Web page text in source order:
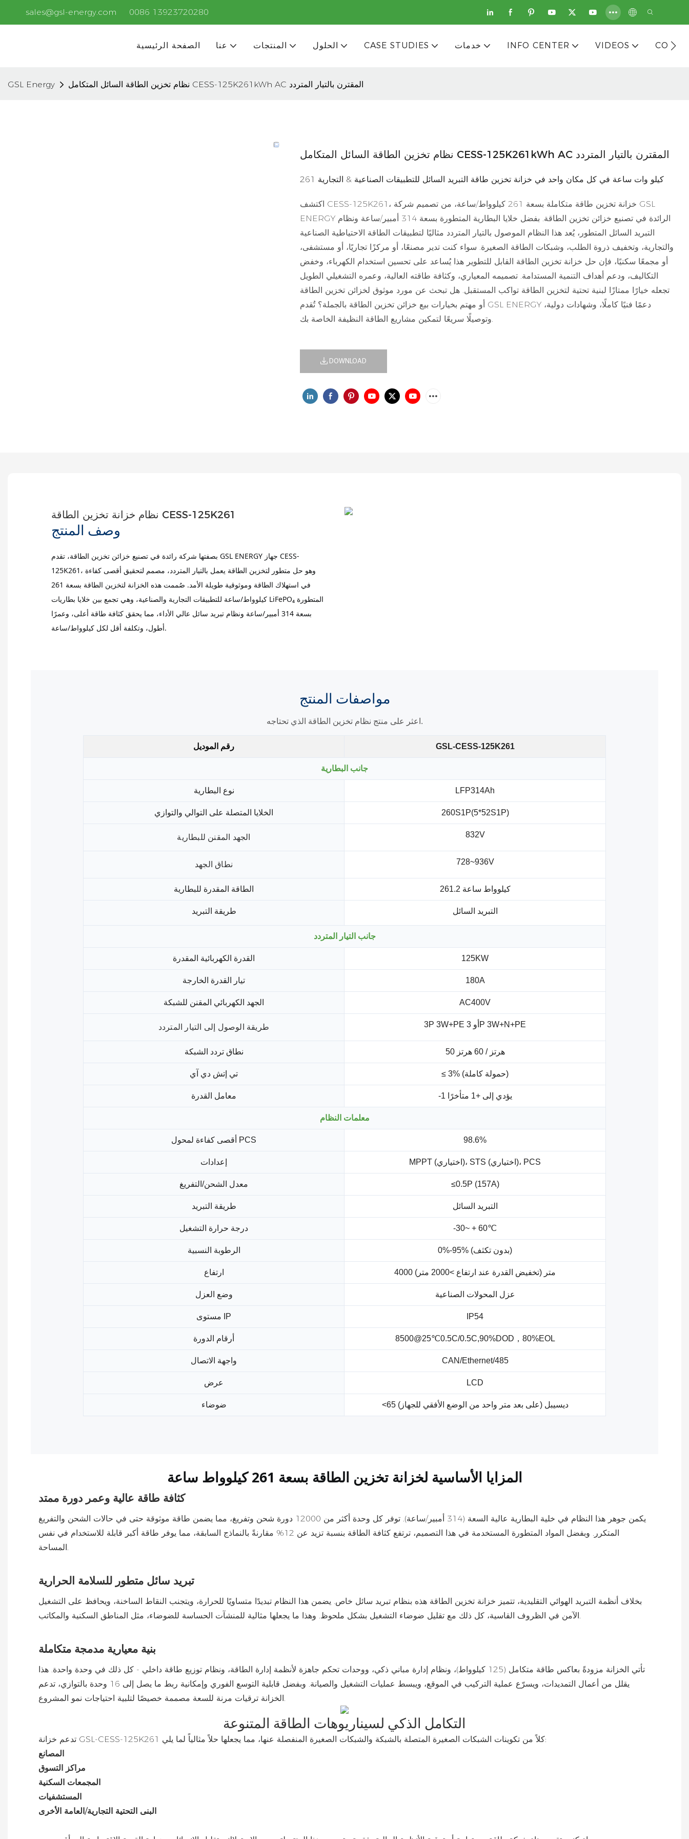
sales@gsl-energy.com 0086 13923720280
الصفحة الرئيسية عنا المنتجات الحلول CASE STUDIES خدمات INFO CENTER VIDEOS
GSL Energy نظام تخزين الطاقة السائل المتكامل CESS-125K261kWh AC المقترن بالتيار المتردد
نظام تخزين الطاقة السائل المتكامل CESS-125K261kWh AC المقترن بالتيار المتردد
261 كيلو وات ساعة في كل مكان واحد في خزانة تخزين طاقة التبريد السائل للتطبيقات الصناعية & التجارية
اكتشف CESS-125K261، خزانة تخزين طاقة متكاملة بسعة 261 كيلوواط/ساعة، من تصميم شركة GSL
ENERGY الرائدة في تصنيع خزائن تخزين الطاقة. بفضل خلايا البطارية المتطورة بسعة 314 أمبير/ساعة ونظام
التبريد السائل المتطور، يُعد هذا النظام الموصول بالتيار المتردد مثاليًا لتطبيقات الطاقة الاحتياطية الصناعية
والتجارية، وتخفيف ذروة الطلب، وشبكات الطاقة الصغيرة. سواء كنت تدير مصنعًا، أو مركزًا تجاريًا، أو مستشفى،
أو مجمعًا سكنيًا، فإن حل خزانة تخزين الطاقة القابل للتطوير هذا يُساعد على تحسين استخدام الكهرباء، وخفض
التكاليف، ودعم أهداف التنمية المستدامة. تصميمه المعياري، وكثافة طاقته العالية، وعمره التشغيلي الطويل
تجعله خيارًا ممتازًا لبنية تحتية لتخزين الطاقة تواكب المستقبل. هل تبحث عن مورد موثوق لخزائن تخزين الطاقة
أو مهتم بخيارات بيع خزائن تخزين الطاقة بالجملة؟ تُقدم GSL ENERGY دعمًا فنيًا كاملًا، وشهادات دولية،
DOWNLOAD
نظام خزانة تخزين الطاقة CESS-125K261
وصف المنتج
بصفتها شركة رائدة في تصنيع خزائن تخزين الطاقة، تقدم GSL ENERGY جهاز CESS-
125K261، وهو حل متطور لتخزين الطاقة يعمل بالتيار المتردد، مصمم لتحقيق أقصى كفاءة
في استهلاك الطاقة وموثوقية طويلة الأمد. صُممت هذه الخزانة لتخزين الطاقة بسعة 261
كيلوواط/ساعة للتطبيقات التجارية والصناعية، وهي تجمع بين خلايا بطاريات LiFePO₄ المتطورة
بسعة 314 أمبير/ساعة ونظام تبريد سائل عالي الأداء، مما يحقق كثافة طاقة أعلى، وعمرًا
أطول، وتكلفة أقل لكل كيلوواط/ساعة.
مواصفات المنتج
اعثر على منتج نظام تخزين الطاقة الذي تحتاجه.
رقم الموديل GSL-CESS-125K261
جانب البطارية
نوع البطارية LFP314Ah
الخلايا المتصلة على التوالي والتوازي 260S1P(5*52S1P)
الجهد المقنن للبطارية 832V
نطاق الجهد 728~936V
الطاقة المقدرة للبطارية 261.2 كيلوواط ساعة
طريقة التبريد التبريد السائل
جانب التيار المتردد
القدرة الكهربائية المقدرة 125KW
تيار القدرة الخارجة 180A
الجهد الكهربائي المقنن للشبكة AC400V
طريقة الوصول إلى التيار المتردد 3P 3W+PE أو 3P 3W+N+PE
نطاق تردد الشبكة 50 هرتز / 60 هرتز
تي إتش دي آي ≤ 3% (حمولة كاملة)
معامل القدرة -1 يؤدي إلى +1 متأخرًا
معلمات النظام
أقصى كفاءة لمحول PCS 98.6%
إعدادات MPPT (اختياري)، STS (اختياري)، PCS
معدل الشحن/التفريغ ≤0.5P (157A)
طريقة التبريد التبريد السائل
درجة حرارة التشغيل -30~ + 60℃
الرطوبة النسبية 0%-95% (بدون تكثف)
ارتفاع 4000 متر (تخفيض القدرة عند ارتفاع >2000 متر)
وضع العزل عزل المحولات الصناعية
مستوى IP IP54
أرقام الدورة 8500@25℃0.5C/0.5C,90%DOD，80%EOL
واجهة الاتصال CAN/Ethernet/485
عرض LCD
ضوضاء <65 ديسيبل (على بعد متر واحد من الوضع الأفقي للجهاز)
المزايا الأساسية لخزانة تخزين الطاقة بسعة 261 كيلوواط ساعة
كثافة طاقة عالية وعمر دورة ممتد
يكمن جوهر هذا النظام في خلية البطارية عالية السعة (314 أمبير/ساعة). توفر كل وحدة أكثر من 12000 دورة شحن وتفريغ، مما يضمن طاقة موثوقة حتى في حالات الشحن والتفريغ
المتكرر. وبفضل المواد المتطورة المستخدمة في هذا التصميم، ترتفع كثافة الطاقة بنسبة تزيد عن 12% مقارنةً بالنماذج السابقة، مما يوفر طاقة أكبر قابلة للاستخدام في نفس
المساحة.
تبريد سائل متطور للسلامة الحرارية
بخلاف أنظمة التبريد الهوائي التقليدية، تتميز خزانة تخزين الطاقة هذه بنظام تبريد سائل خاص. يضمن هذا النظام تبديدًا متساويًا للحرارة، ويتجنب النقاط الساخنة، ويحافظ على التشغيل
الآمن في الظروف القاسية، كل ذلك مع تقليل ضوضاء التشغيل بشكل ملحوظ. وهذا ما يجعلها مثالية للمنشآت الحساسة للضوضاء، مثل المناطق السكنية والمكاتب.
بنية معيارية مدمجة متكاملة
تأتي الخزانة مزودةً بعاكس طاقة متكامل (125 كيلوواط)، ونظام إدارة مباني ذكي، ووحدات تحكم جاهزة لأنظمة إدارة الطاقة، ونظام توزيع طاقة داخلي - كل ذلك في وحدة واحدة. هذا
يقلل من أعمال التمديدات، ويسرّع عملية التركيب في الموقع، ويبسط عمليات التشغيل والصيانة. وبفضل قابلية التوسع الفوري وإمكانية ربط ما يصل إلى 16 وحدة بالتوازي، تدعم
الخزانة ترقيات مرنة للسعة مصممة خصيصًا لتلبية احتياجات نمو المشروع.
التكامل الذكي لسيناريوهات الطاقة المتنوعة
تدعم خزانة GSL-CESS-125K261 كلاً من تكوينات الشبكات الصغيرة المتصلة بالشبكة والشبكات الصغيرة المنفصلة عنها، مما يجعلها حلاً مثالياً لما يلي:
المصانع
مراكز التسوق
المجمعات السكنية
المستشفيات
البنى التحتية التجارية/العامة الأخرى